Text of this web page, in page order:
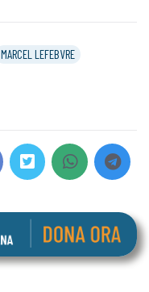
MARCEL LEFEBVRE